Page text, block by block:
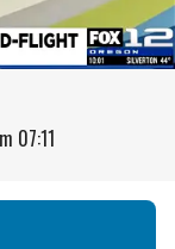
07:11